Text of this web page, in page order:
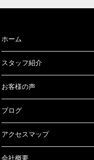
ホーム
スタッフ紹介
お客様の声
ブログ
アクセスマップ
会社概要